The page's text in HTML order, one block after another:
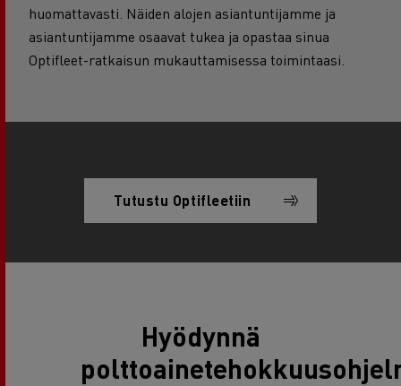
huomattavasti. Näiden alojen asiantuntijamme ja
asiantuntijamme osaavat tukea ja opastaa sinua
Optifleet-ratkaisun mukauttamisessa toimintaasi.
Tutustu Optifleetiin
Hyödynnä